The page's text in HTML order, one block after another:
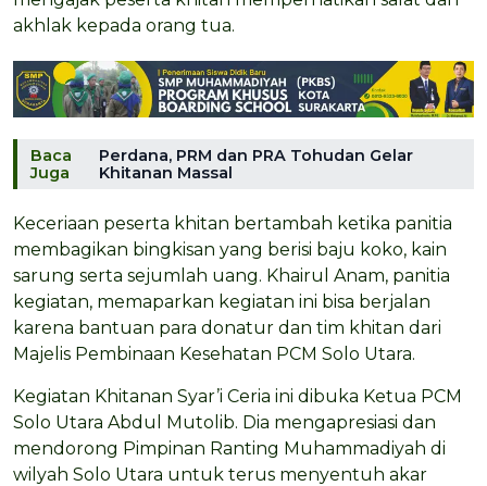
akhlak kepada orang tua.
Baca
Juga
Perdana, PRM dan PRA Tohudan Gelar
Khitanan Massal
Keceriaan peserta khitan bertambah ketika panitia
membagikan bingkisan yang berisi baju koko, kain
sarung serta sejumlah uang. Khairul Anam, panitia
kegiatan, memaparkan kegiatan ini bisa berjalan
karena bantuan para donatur dan tim khitan dari
Majelis Pembinaan Kesehatan PCM Solo Utara.
Kegiatan Khitanan Syar’i Ceria ini dibuka Ketua PCM
Solo Utara Abdul Mutolib. Dia mengapresiasi dan
mendorong Pimpinan Ranting Muhammadiyah di
wilyah Solo Utara untuk terus menyentuh akar